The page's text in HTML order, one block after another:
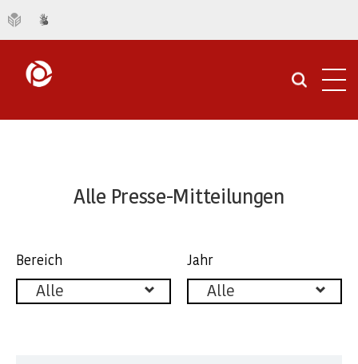
Überblick
Alle Presse-Mitteilungen
Facettierung
der
Pressemitteilungen
Bereich
Alle
Jahr
Alle